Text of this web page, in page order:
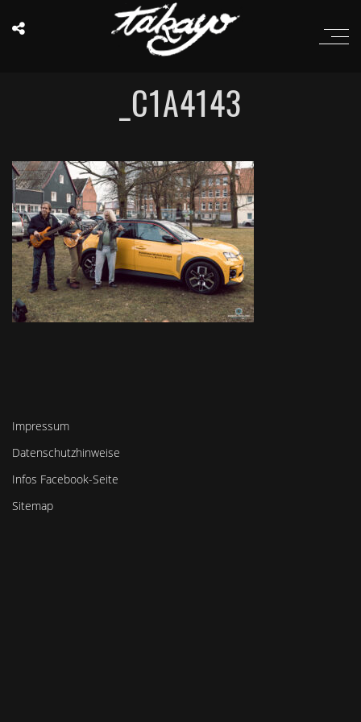
_C1A4143
Impressum
Datenschutzhinweise
Infos Facebook-Seite
Sitemap